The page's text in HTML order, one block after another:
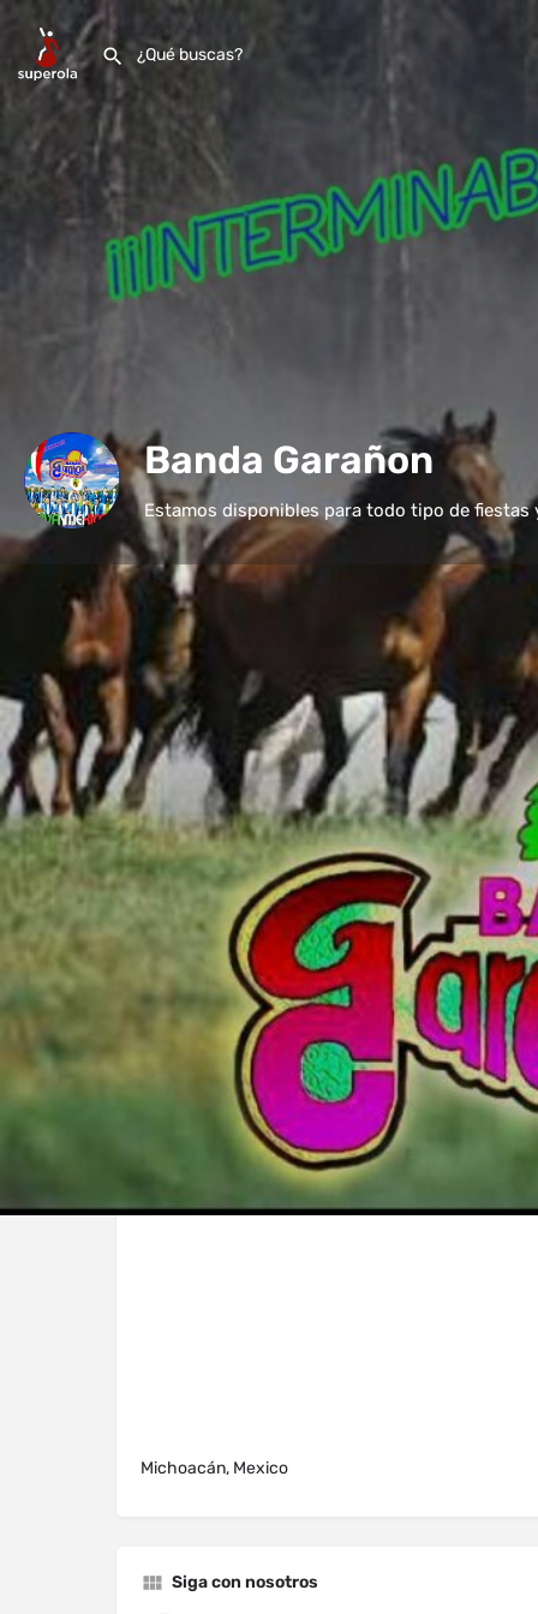
Banda Garañon
Estamos disponibles para todo tipo de fiestas
Perfil Explorar los Videos
Llama Ahora Mensaje
Sobre Nosotros
Estamos disponibles para todo tipo de fiestas y
usando la forma de contacto aquí. Es la manera
Gracias
Ubicación
Michoacán, Mexico
Siga con nosotros